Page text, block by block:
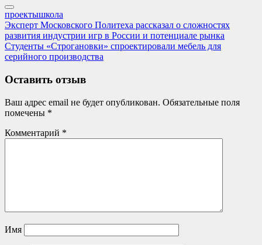
проектышкола
Навигация
по
записям
Previous
Post:
Эксперт Московского Политеха рассказал о сложностях
развития индустрии игр в России и потенциале рынка
Next
Post:
Студенты «Строгановки» спроектировали мебель для
серийного производства
Оставить отзыв
Ваш адрес email не будет опубликован. Обязательные поля
помечены *
Комментарий *
Имя